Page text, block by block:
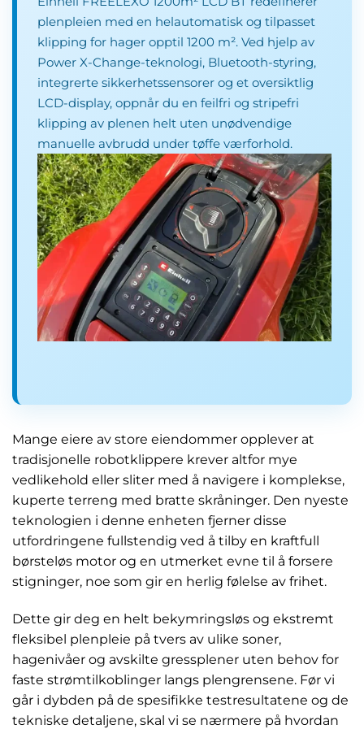
plenpleien med en helautomatisk og tilpasset
klipping for hager opptil 1200 m². Ved hjelp av
Power X-Change-teknologi, Bluetooth-styring,
integrerte sikkerhetssensorer og et oversiktlig
LCD-display, oppnår du en feilfri og stripefri
klipping av plenen helt uten unødvendige
manuelle avbrudd under tøffe værforhold.
Mange eiere av store eiendommer opplever at
tradisjonelle robotklippere krever altfor mye
vedlikehold eller sliter med å navigere i komplekse,
kuperte terreng med bratte skråninger. Den nyeste
teknologien i denne enheten fjerner disse
utfordringene fullstendig ved å tilby en kraftfull
børsteløs motor og en utmerket evne til å forsere
stigninger, noe som gir en herlig følelse av frihet.
Dette gir deg en helt bekymringsløs og ekstremt
fleksibel plenpleie på tvers av ulike soner,
hagenivåer og avskilte gressplener uten behov for
faste strømtilkoblinger langs plengrensene. Før vi
går i dybden på de spesifikke testresultatene og de
tekniske detaljene, skal vi se nærmere på hvordan